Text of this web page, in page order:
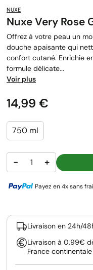
NUXE
Nuxe Very Rose
Offrez à votre peau un
douche apaisante qui
confort cutané. Enrichie
formule délicate...
Voir plus
Prix
14,99 €
750 ml
− +
Payez en 4x sans
Livraison en 24h/
Livraison à 0,99€
France continentale